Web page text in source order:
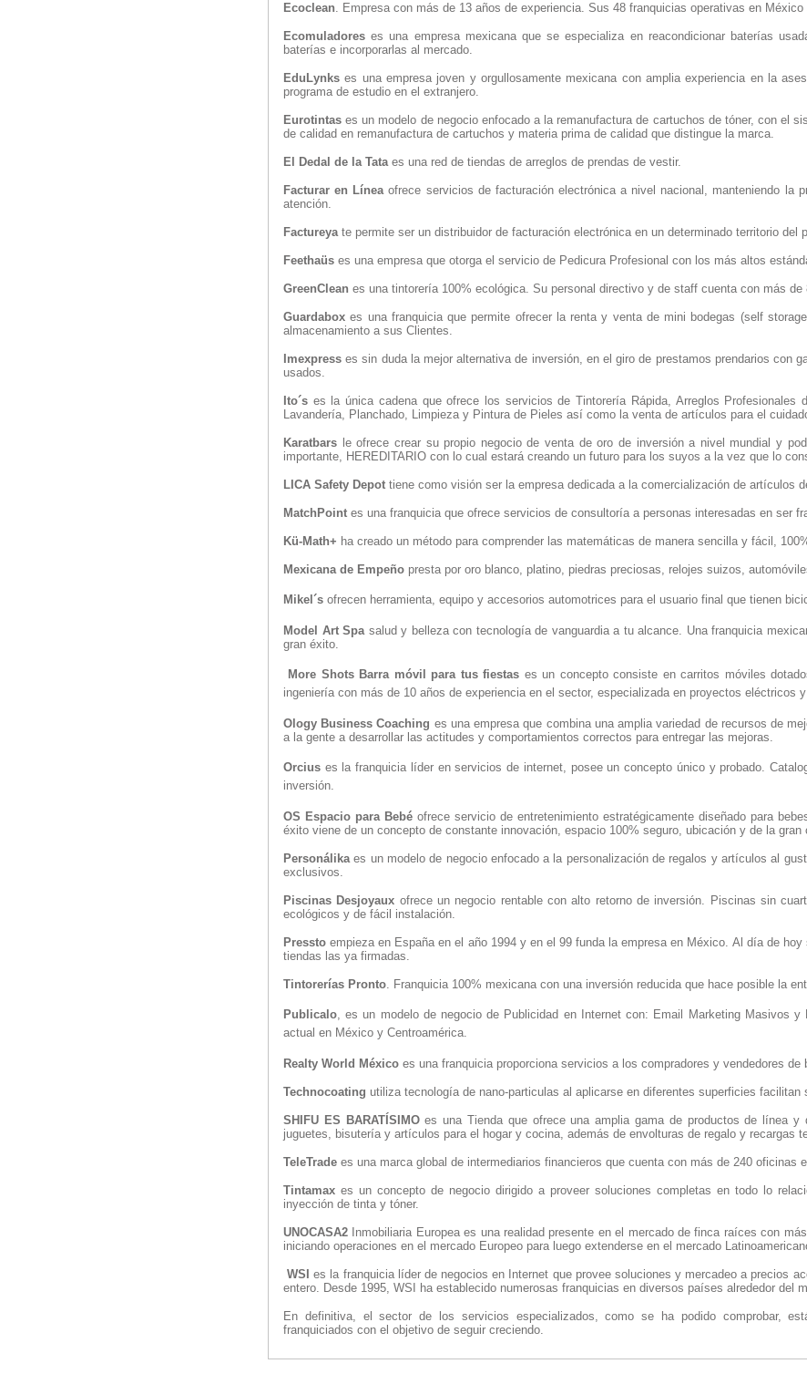
Ecoclean. Empresa con más de 13 años de experiencia. Sus 48 franquicias operativas en
Ecomuladores es una empresa mexicana que se especializa en reacondicionar baterías
baterías e incorporarlas al mercado.
EduLynkses una empresa joven y orgullosamente mexicana con amplia experiencia en la
programa de estudio en el extranjero.
Eurotintases un modelo de negocio enfocado a la remanufactura de cartuchos de tóner, con el
de calidad en remanufactura de cartuchos y materia prima de calidad que distingue la marca.
El Dedal de la Tataes una red de tiendas de arreglos de prendas de vestir.
Facturar en Líneaofrece servicios de facturación electrónica a nivel nacional, manteniendo
atención.
Factureya te permite ser un distribuidor de facturación electrónica en un determinado territorio del
Feethaüs es una empresa que otorga el servicio de Pedicura Profesional con los más altos
GreenClean es una tintorería 100% ecológica. Su personal directivo y de staff cuenta con más
Guardabox es una franquicia que permite ofrecer la renta y venta de mini bodegas (self
almacenamiento a sus Clientes.
Imexpress es sin duda la mejor alternativa de inversión, en el giro de prestamos prendarios con
usados.
Ito´s es la única cadena que ofrece los servicios de Tintorería Rápida, Arreglos Profesionales
Lavandería, Planchado, Limpieza y Pintura de Pieles así como la venta de artículos para el
Karatbars le ofrece crear su propio negocio de venta de oro de inversión a nivel mundial y
importante, HEREDITARIO con lo cual estará creando un futuro para los suyos a la vez que lo
LICA Safety Depot tiene como visión ser la empresa dedicada a la comercialización de artículos
MatchPoint es una franquicia que ofrece servicios de consultoría a personas interesadas en ser
Kü-Math+ ha creado un método para comprender las matemáticas de manera sencilla y fácil,
Mexicana de Empeño presta por oro blanco, platino, piedras preciosas, relojes suizos,
Mikel´s ofrecen herramienta, equipo y accesorios automotrices para el usuario final que tienen
Model Art Spasalud y belleza con tecnología de vanguardia a tu alcance. Una franquicia
gran éxito.
More Shots Barra móvil para tus fiestas es un concepto consiste en carritos móviles
ingeniería con más de 10 años de experiencia en el sector, especializada en proyectos eléctricos
Ology Business Coaching es una empresa que combina una amplia variedad de recursos de
a la gente a desarrollar las actitudes y comportamientos correctos para entregar las mejoras.
Orcius es la franquicia líder en servicios de internet, posee un concepto único y probado.
inversión.
OS Espacio para Bebé ofrece servicio de entretenimiento estratégicamente diseñado para
éxito viene de un concepto de constante innovación, espacio 100% seguro, ubicación y de la
Personálikaes un modelo de negocio enfocado a la personalización de regalos y artículos al
exclusivos.
Piscinas Desjoyaux ofrece un negocio rentable con alto retorno de inversión. Piscinas sin
ecológicos y de fácil instalación.
Pressto empieza en España en el año 1994 y en el 99 funda la empresa en México. Al día de
tiendas las ya firmadas.
Tintorerías Pronto. Franquicia 100% mexicana con una inversión reducida que hace posible la
Publicalo, es un modelo de negocio de Publicidad en Internet con: Email Marketing Masivos
actual en México y Centroamérica.
Realty World México es una franquicia proporciona servicios a los compradores y vendedores
Technocoating utiliza tecnología de nano-particulas al aplicarse en diferentes superficies
SHIFU ES BARATÍSIMOes una Tienda que ofrece una amplia gama de productos de línea y
juguetes, bisutería y artículos para el hogar y cocina, además de envolturas de regalo y recargas
TeleTrade es una marca global de intermediarios financieros que cuenta con más de 240 oficinas
Tintamax es un concepto de negocio dirigido a proveer soluciones completas en todo lo
inyección de tinta y tóner.
UNOCASA2 Inmobiliaria Europea es una realidad presente en el mercado de finca raíces con
iniciando operaciones en el mercado Europeo para luego extenderse en el mercado
WSI es la franquicia líder de negocios en Internet que provee soluciones y mercadeo a precios
entero. Desde 1995, WSI ha establecido numerosas franquicias en diversos países alrededor del
En definitiva, el sector de los servicios especializados, como se ha podido comprobar,
franquiciados con el objetivo de seguir creciendo.